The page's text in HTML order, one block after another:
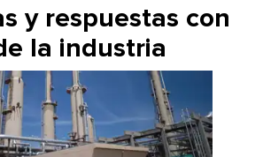
y respuestas con
la industria